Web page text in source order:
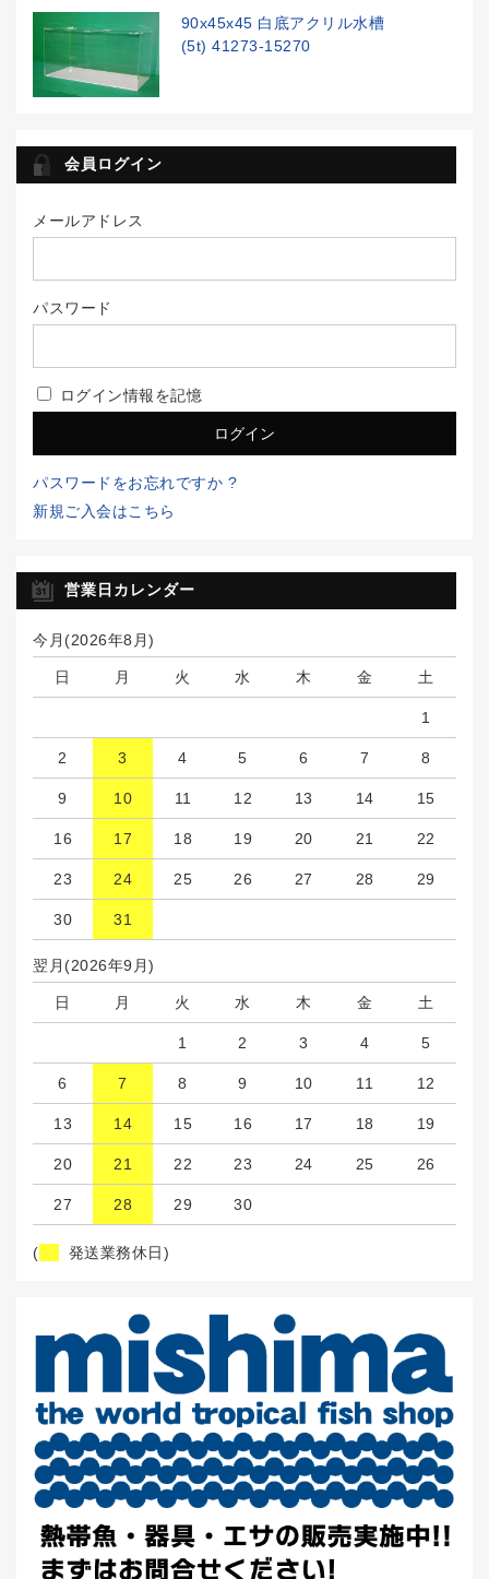
90x45x45 白底アクリル水槽
(5t) 41273-15270
会員ログイン
メールアドレス
パスワード
ログイン情報を記憶
パスワードをお忘れですか ?
新規ご入会はこちら
営業日カレンダー
今月(2026年8月)
日 月 火 水 木 金 土
1
2 3 4 5 6 7 8
9 10 11 12 13 14 15
16 17 18 19 20 21 22
23 24 25 26 27 28 29
30 31
翌月(2026年9月)
日 月 火 水 木 金 土
1 2 3 4 5
6 7 8 9 10 11 12
13 14 15 16 17 18 19
20 21 22 23 24 25 26
27 28 29 30
( 発送業務休日)